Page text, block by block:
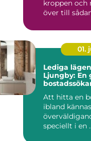
kroppen och
över till
01.
Lediga
Ljungby: En
Att hitta en
ibland
speciellt i en